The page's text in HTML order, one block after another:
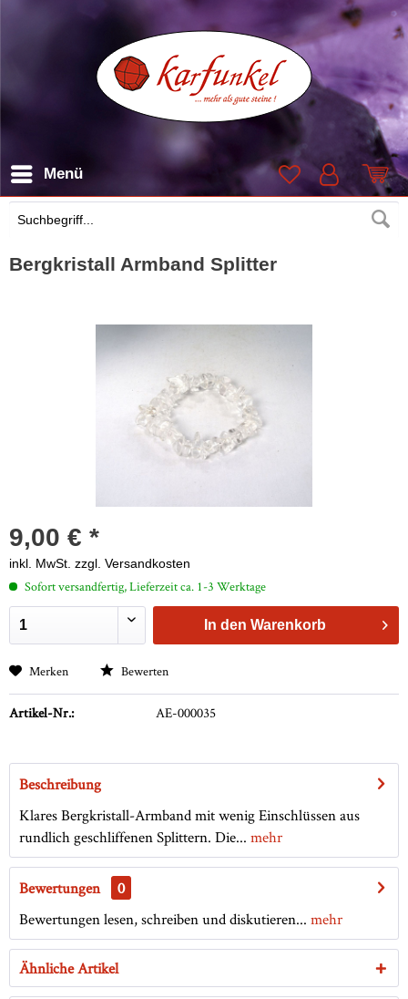
Suchen
Menü
Bergkristall Armband Splitter
9,00 € *
inkl. MwSt. zzgl. Versandkosten
Sofort versandfertig, Lieferzeit ca. 1-3 Werktage
In den Warenkorb
Merken Bewerten
Artikel-Nr.: AE-000035
Beschreibung
Klares Bergkristall-Armband mit wenig Einschlüssen aus
rundlich geschliffenen Splittern. Die... mehr
Bewertungen
0
Bewertungen lesen, schreiben und diskutieren... mehr
Ähnliche Artikel